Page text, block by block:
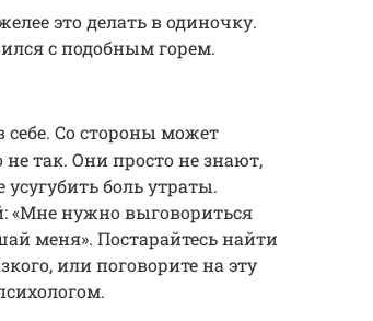
это делать в одиночку.
с подобным горем.
себе. Со стороны может
не так. Они просто не знают,
боль утраты.
«Мне нужно выговориться
меня». Постарайтесь найти
или поговорите на эту